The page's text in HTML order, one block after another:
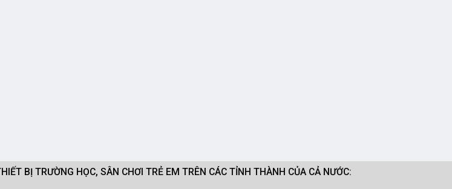
BỊ TRƯỜNG HỌC, SÂN CHƠI TRẺ EM TRÊN CÁC TỈNH THÀNH CỦA CẢ NƯỚC: